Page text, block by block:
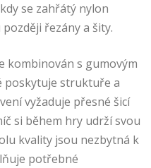
se zahřátý nylon
řezány a šity.
kombinován s gumovým
poskytuje struktuře a
vyžaduje přesné šicí
si během hry udrží svou
kvality jsou nezbytná k
potřebné